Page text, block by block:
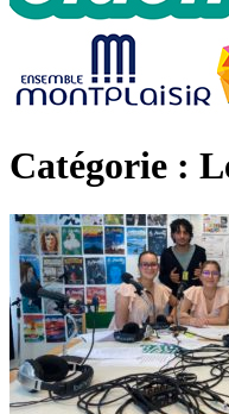
Catégorie :